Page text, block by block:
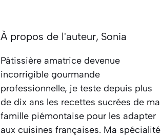
À propos de l'auteur, Sonia
Pâtissière amatrice devenue
incorrigible gourmande
professionnelle, je teste depuis plus
de dix ans les recettes sucrées de ma
famille piémontaise pour les adapter
aux cuisines françaises. Ma spécialité